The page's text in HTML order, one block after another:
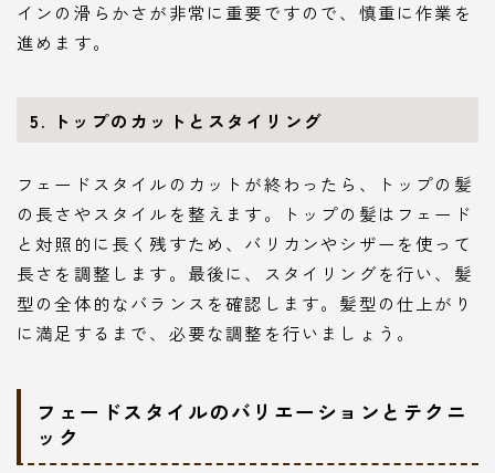
インの滑らかさが非常に重要ですので、慎重に作業を
進めます。
5. トップのカットとスタイリング
フェードスタイルのカットが終わったら、トップの髪
の長さやスタイルを整えます。トップの髪はフェード
と対照的に長く残すため、バリカンやシザーを使って
長さを調整します。最後に、スタイリングを行い、髪
型の全体的なバランスを確認します。髪型の仕上がり
に満足するまで、必要な調整を行いましょう。
フェードスタイルのバリエーションとテクニ
ック